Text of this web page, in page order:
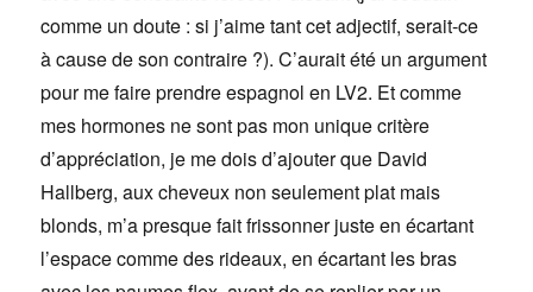
comme un doute : si j’aime tant cet adjectif, serait-ce
à cause de son contraire ?). C’aurait été un argument
pour me faire prendre espagnol en LV2. Et comme
mes hormones ne sont pas mon unique critère
d’appréciation, je me dois d’ajouter que David
Hallberg, aux cheveux non seulement plat mais
blonds, m’a presque fait frissonner juste en écartant
l’espace comme des rideaux, en écartant les bras